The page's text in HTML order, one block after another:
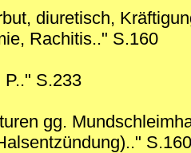
diuretisch,
Rachitis.." S.160
S.233
gg.
S.160